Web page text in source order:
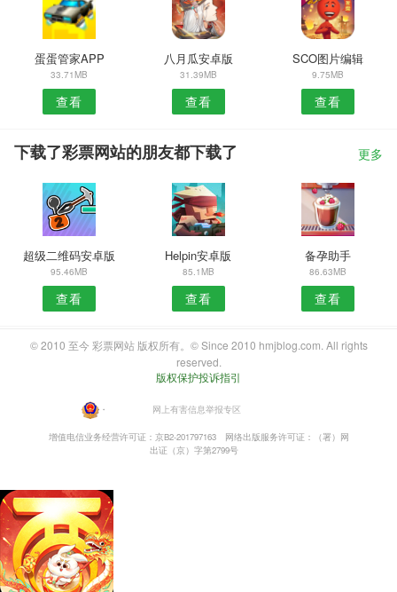
蛋蛋管家APP
33.71MB
查看
八月瓜安卓版
31.39MB
查看
SCO图片编辑
9.75MB
查看
下载了彩票网站的朋友都下载了 更多
超级二维码安卓版
95.46MB
查看
Helpin安卓版
85.1MB
查看
备孕助手
86.63MB
查看
© 2010 至今 彩票网站 版权所有。© Since 2010 hmjblog.com. All rights
reserved.
版权保护投诉指引
・ 网上有害信息举报专区
增值电信业务经营许可证：京B2-201797163
网络出版服务许可证：（署）网
出证（京）字第2799号